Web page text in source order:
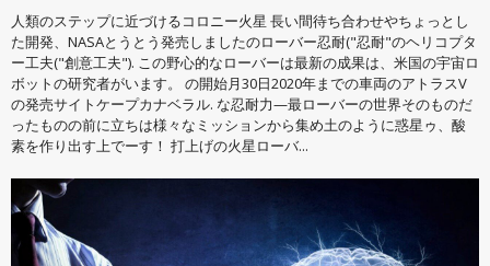
人類のステップに近づけるコロニー火星 長い間待ち合わせやちょっとし
た開発、NASAとうとう発売しましたのローバー忍耐("忍耐"のヘリコプタ
ー工夫("創意工夫"). この野心的なローバーは最新の成果は、米国の宇宙ロ
ボットの研究者がいます。 の開始月30日2020年までの車両のアトラスV
の発売サイトケープカナベラル. な忍耐力—最ローバーの世界そのものだ
ったものの前に立ちは様々なミッションから集め土のように惑星ゥ、酸
素を作り出す上でーす！ 打上げの火星ローバ...